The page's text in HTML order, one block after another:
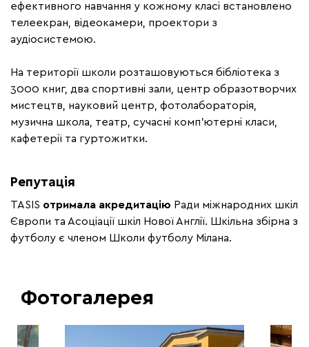
ефективного навчання у кожному класі встановлено
телеекран, відеокамери, проектори з
аудіосистемою.
На території школи розташовуються бібліотека з
3000 книг, два спортивні зали, центр образотворчих
мистецтв, науковий центр, фотолабораторія,
музична школа, театр, сучасні комп'ютерні класи,
кафетерії та гуртожитки.
Репутація
TASIS отримала акредитацію Ради міжнародних шкіл
Європи та Асоціації шкіл Нової Англії. Шкільна збірна з
футболу є членом Школи футболу Мілана.
Фотогалерея